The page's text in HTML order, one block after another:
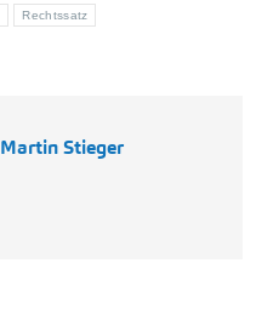
Rechtssatz
Martin Stieger